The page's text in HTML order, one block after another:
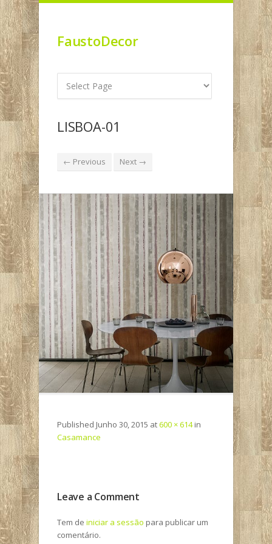
FaustoDecor
LISBOA-01
← Previous Next →
Published Junho 30, 2015 at600 × 614in
Casamance
Leave a Comment
Tem de iniciar a sessão para publicar um
comentário.